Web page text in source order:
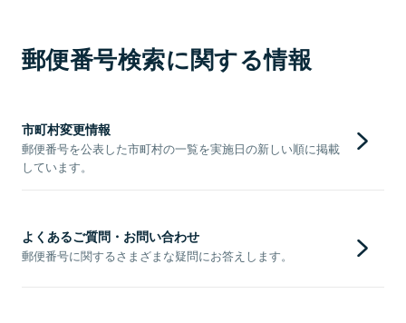
郵便番号検索に関する情報
市町村変更情報
郵便番号を公表した市町村の一覧を実施日の新しい順に掲載
しています。
よくあるご質問・お問い合わせ
郵便番号に関するさまざまな疑問にお答えします。